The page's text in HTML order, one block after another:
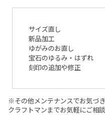
サイズ直し
新品加工
ゆがみのお直し
宝石のゆるみ・はずれ
刻印の追加や修正
※その他メンテナンスでお気づ
クラフトマンまでお気軽にご相